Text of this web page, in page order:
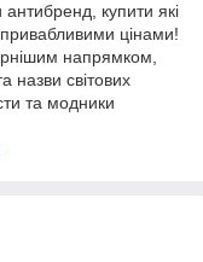
купити які
цінами!
напрямком,
назви світових
та модники
збільшується,